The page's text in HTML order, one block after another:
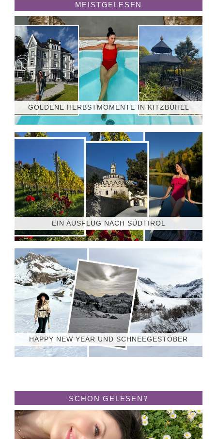
MEISTGELESEN
GOLDENE HERBSTMOMENTE IN KITZBÜHEL
EIN AUSFLUG NACH SÜDTIROL
HAPPY NEW YEAR UND SCHNEEGESTÖBER
SCHON GELESEN?